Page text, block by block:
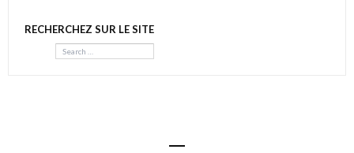
RECHERCHEZ SUR LE SITE
Search